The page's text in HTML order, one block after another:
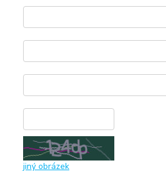
jiný obrázek